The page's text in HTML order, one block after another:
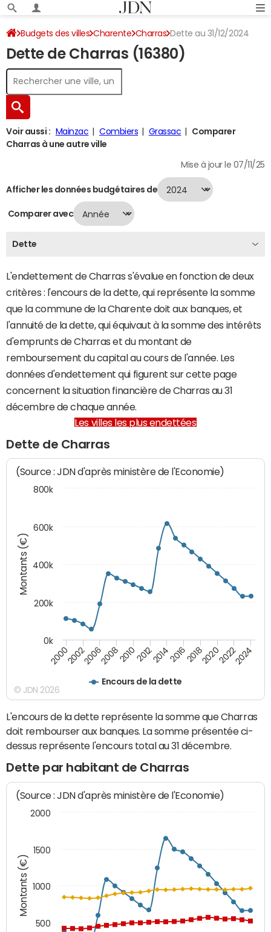
Budgets des villes Charente Charras Dette au 31/12/2024
Dette de Charras (16380)
Voir aussi : Mainzac Combiers Grassac
Comparer
Charras à une autre ville
Mise à jour le 07/11/25
Afficher les données budgétaires de
Comparer avec
Dette
L'endettement de Charras s'évalue en fonction de deux
critères : l'encours de la dette, qui représente la somme
que la commune de la Charente doit aux banques, et
l'annuité de la dette, qui équivaut à la somme des intérêts
d'emprunts de Charras et du montant de
remboursement du capital au cours de l'année. Les
données d'endettement qui figurent sur cette page
concernent la situation financière de Charras au 31
décembre de chaque année.
Les villes les plus endettées
Dette de Charras
Montants (€)
(Source : JDN d'après ministère de l'Economie)
Encours de la dette
200020022006200820102012201420162018202020222024
0k
200k
400k
600k
800k
© JDN 2026
L'encours de la dette représente la somme que Charras
doit rembourser aux banques. La somme présentée ci-
dessus représente l'encours total au 31 décembre.
Dette par habitant de Charras
Montants (€)
(Source : JDN d'après ministère de l'Economie)
500
1000
1500
2000